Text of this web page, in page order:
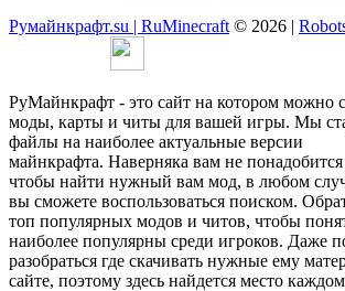
Румайнкрафт.su | RuMinecraft © 2026 |
РуМайнкрафт - это сайт на котором можно
моды, карты и читы для вашей игры. Мы
файлы на наиболее актуальные версии
майнкрафта. Наверняка вам не
чтобы найти нужный вам мод, в любом
вы сможете воспользоваться поиском.
топ популярных модов и читов, чтобы
наиболее популярны среди игроков. Даже
разобраться где скачивать нужные ему
сайте, поэтому здесь найдется место